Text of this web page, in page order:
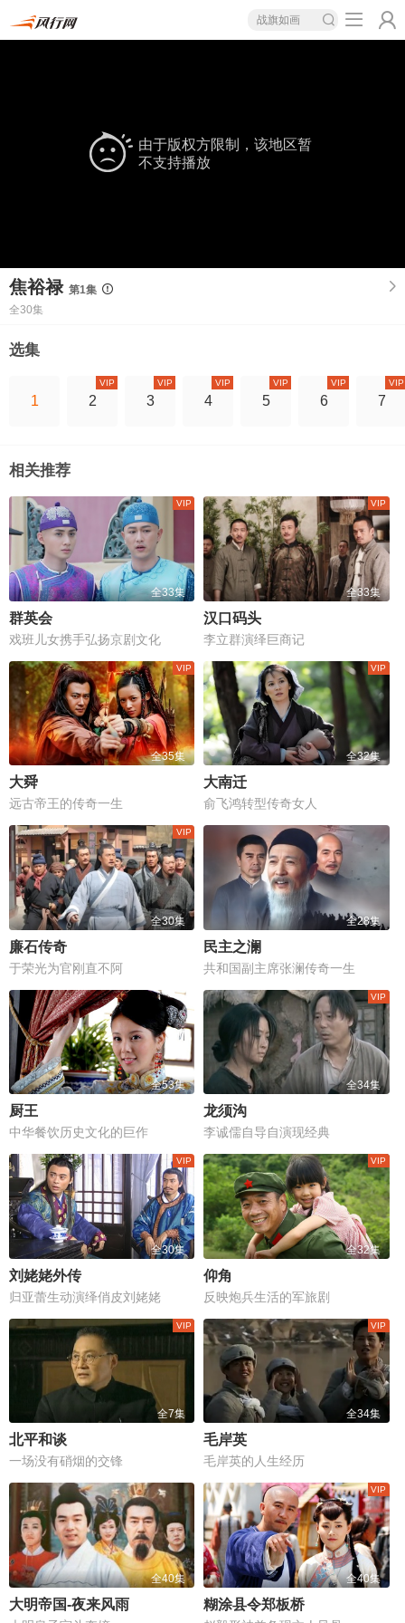
战旗如画
由于版权方限制，该地区暂
不支持播放
焦裕禄 第1集
全30集
选集
1 2
VIP
3
VIP
4
VIP
5
VIP
6
VIP
7
VIP
相关推荐
全33集
群英会
戏班儿女携手弘扬京剧文化
全33集
汉口码头
李立群演绎巨商记
全35集
大舜
远古帝王的传奇一生
全32集
大南迁
俞飞鸿转型传奇女人
全30集
廉石传奇
于荣光为官刚直不阿
全28集
民主之澜
共和国副主席张澜传奇一生
全53集
厨王
中华餐饮历史文化的巨作
全34集
龙须沟
李诚儒自导自演现经典
全30集
刘姥姥外传
归亚蕾生动演绎俏皮刘姥姥
全32集
仰角
反映炮兵生活的军旅剧
全7集
北平和谈
一场没有硝烟的交锋
全34集
毛岸英
毛岸英的人生经历
全40集
大明帝国-夜来风雨
全40集
糊涂县令郑板桥